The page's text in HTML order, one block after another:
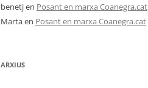
benetjen Posant en marxa Coanegra.cat
Martaen Posant en marxa Coanegra.cat
ARXIUS